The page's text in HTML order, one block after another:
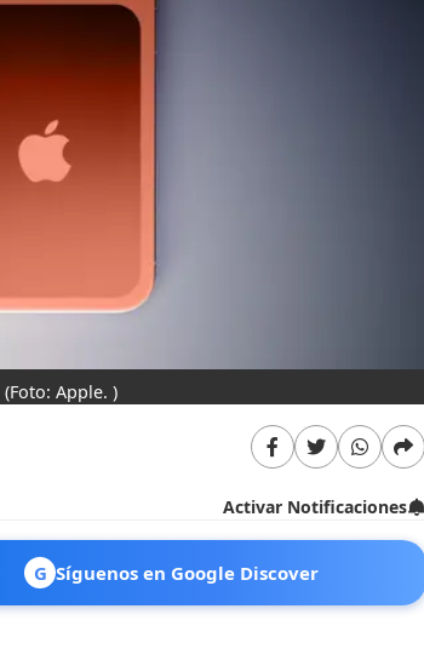
(Foto: Apple. )
Activar Notificaciones
G Síguenos en Google Discover